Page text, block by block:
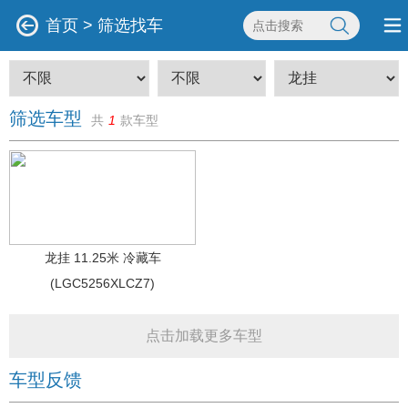
首页 > 筛选找车
筛选车型 共 1 款车型
龙挂 11.25米 冷藏车
(LGC5256XLCZ7)
点击加载更多车型
车型反馈